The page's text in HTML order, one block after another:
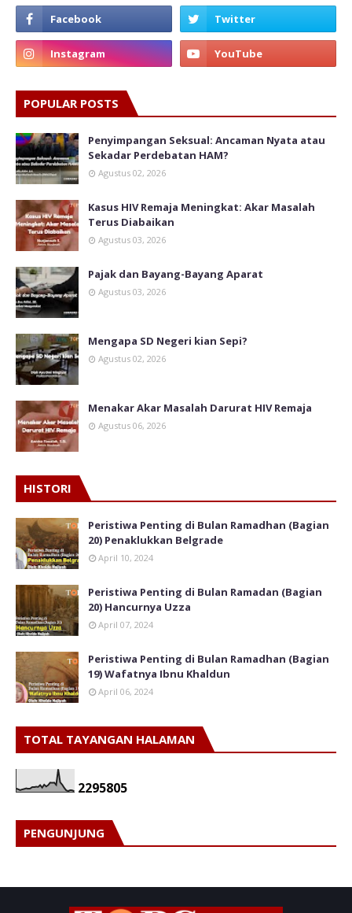
POPULAR POSTS
Penyimpangan Seksual: Ancaman Nyata atau
Sekadar Perdebatan HAM?
Agustus 02, 2026
Kasus HIV Remaja Meningkat: Akar Masalah
Terus Diabaikan
Agustus 03, 2026
Pajak dan Bayang-Bayang Aparat
Agustus 03, 2026
Mengapa SD Negeri kian Sepi?
Agustus 02, 2026
Menakar Akar Masalah Darurat HIV Remaja
Agustus 06, 2026
HISTORI
Peristiwa Penting di Bulan Ramadhan (Bagian
20) Penaklukkan Belgrade
April 10, 2024
Peristiwa Penting di Bulan Ramadan (Bagian
20) Hancurnya Uzza
April 07, 2024
Peristiwa Penting di Bulan Ramadhan (Bagian
19) Wafatnya Ibnu Khaldun
April 06, 2024
TOTAL TAYANGAN HALAMAN
2295805
PENGUNJUNG